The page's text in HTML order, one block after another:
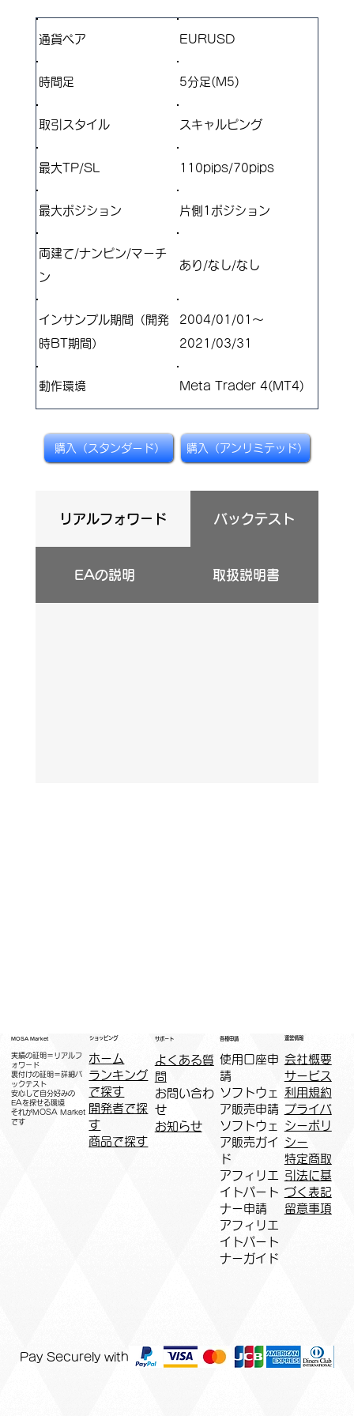
通貨ペア EURUSD
​時間足 5分足(M5)
取引スタイル ​スキャルピング
最大TP/SL 110pips/70pips
​最大ポジション ​片側1ポジション
両建て/ナンピン/マーチ
ン
​あり/なし/なし
インサンプル期間（開発
時BT期間）
2004/01/01～
2021/03/31
​動作環境 Meta Trader 4(MT4)
購入（スタンダード） 購入（アンリミテッド）
リアルフォワード バックテスト
EAの説明 取扱説明書
MOSA Market
実績の証明＝リアルフ
ォワード
裏付けの証明＝詳細バ
ックテスト
安心して自分好みの
EAを探せる環境
​それがMOSA Market
です
ショッピング
ホーム
ランキング
で探す
開発者で探
す
商品で探す
サポート
よくある質
問
お問い合わ
せ
お知らせ
各種申請
​使用口座申
請
ソフトウェ
ア販売申請
ソフトウェ
ア販売ガイ
ド
アフィリエ
イトパート
ナー申請​
​アフィリエ
イトパート
ナーガイド
運営情報
会社概要
サービス
利用規約
プライバ
シーポリ
シー
特定商取
引法に基
づく表記
​留意事項
Pay Securely with